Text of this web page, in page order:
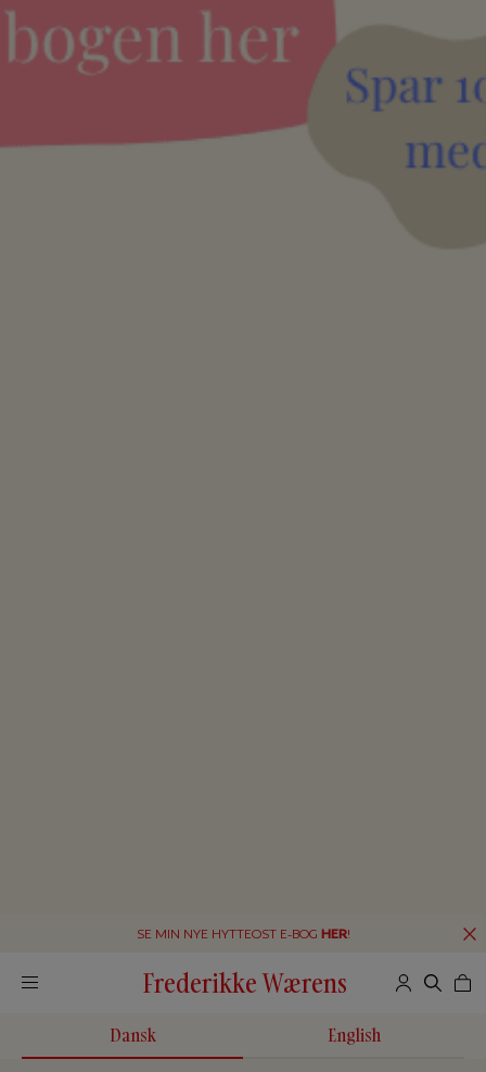
SE MIN NYE HYTTEOST E-BOG HER!
Frederikke Wærens
Dansk English